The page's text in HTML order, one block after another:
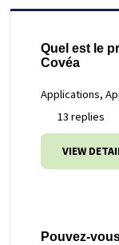
Quel est le
Covéa
Applications,
13 replies
VIEW
Pouvez-